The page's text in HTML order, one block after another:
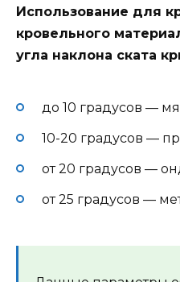
Использование для
кровельного
угла наклона ската
до 10 градусов —
10-20 градусов —
от 20 градусов —
от 25 градусов —